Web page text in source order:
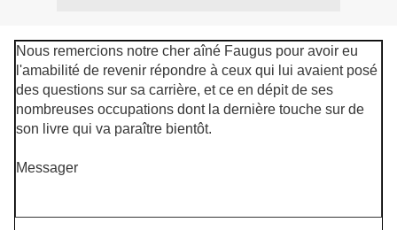
Nous remercions notre cher aîné Faugus pour avoir eu
l'amabilité de revenir répondre à ceux qui lui avaient posé
des questions sur sa carrière, et ce en dépit de ses
nombreuses occupations dont la dernière touche sur de
son livre qui va paraître bientôt.
Messager